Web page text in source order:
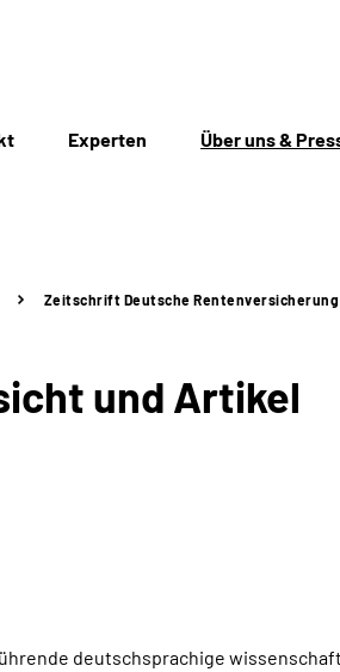
Experten Über uns &
Zeitschrift Deutsche Rentenversicherung
und Artikel
deutschsprachige